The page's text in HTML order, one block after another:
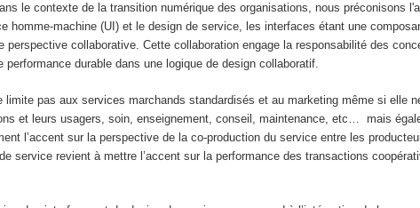
le contexte de la transition numérique des organisations, nous préconisons
homme-machine (UI) et le design de service, les interfaces étant une
collaborative. Cette collaboration engage la responsabilité des
durable dans une logique de design collaboratif.
pas aux services marchands standardisés et au marketing même si elle
et leurs usagers, soin, enseignement, conseil, maintenance, etc… mais
l’accent sur la perspective de la co-production du service entre les
service revient à mettre l’accent sur la performance des transactions